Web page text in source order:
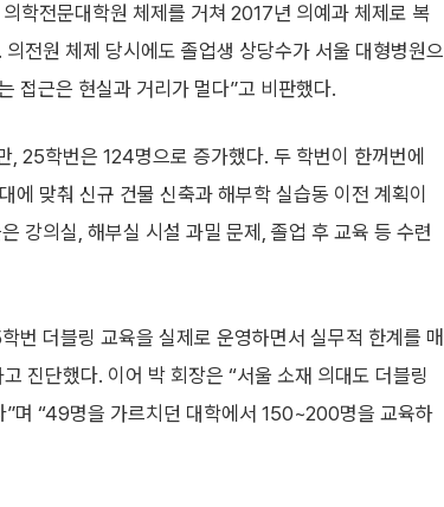
학전문대학원 체제를 거쳐 2017년 의예과 체제로 복
전원 체제 당시에도 졸업생 상당수가 서울 대형병원으
접근은 현실과 거리가 멀다”고 비판했다.
25학번은 124명으로 증가했다. 두 학번이 한꺼번에
에 맞춰 신규 건물 신축과 해부학 실습동 이전 계획이
강의실, 해부실 시설 과밀 문제, 졸업 후 교육 등 수련
번 더블링 교육을 실제로 운영하면서 실무적 한계를 매
진단했다. 이어 박 회장은 “서울 소재 의대도 더블링
며 “49명을 가르치던 대학에서 150~200명을 교육하